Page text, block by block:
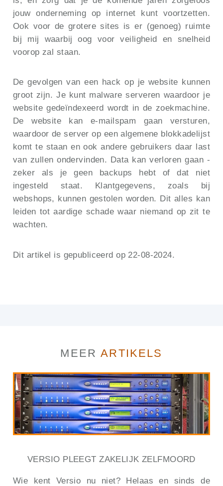
jouw onderneming op internet kunt voortzetten.
Ook voor de grotere sites is er (genoeg) ruimte
bij mij waarbij oog voor veiligheid en snelheid
voorop zal staan.
De gevolgen van een hack op je website kunnen
groot zijn. Je kunt malware serveren waardoor je
website gedeïndexeerd wordt in de zoekmachine.
De website kan e-mailspam gaan versturen,
waardoor de server op een algemene blokkadelijst
komt te staan en ook andere gebruikers daar last
van zullen ondervinden. Data kan verloren gaan -
zeker als je geen backups hebt of dat niet
ingesteld staat. Klantgegevens, zoals bij
webshops, kunnen gestolen worden. Dit alles kan
leiden tot aardige schade waar niemand op zit te
wachten.
Dit artikel is gepubliceerd op 22-08-2024.
MEERARTIKELS
VERSIO PLEEGT ZAKELIJK ZELFMOORD
Wie kent Versio nu niet? Helaas en sinds de